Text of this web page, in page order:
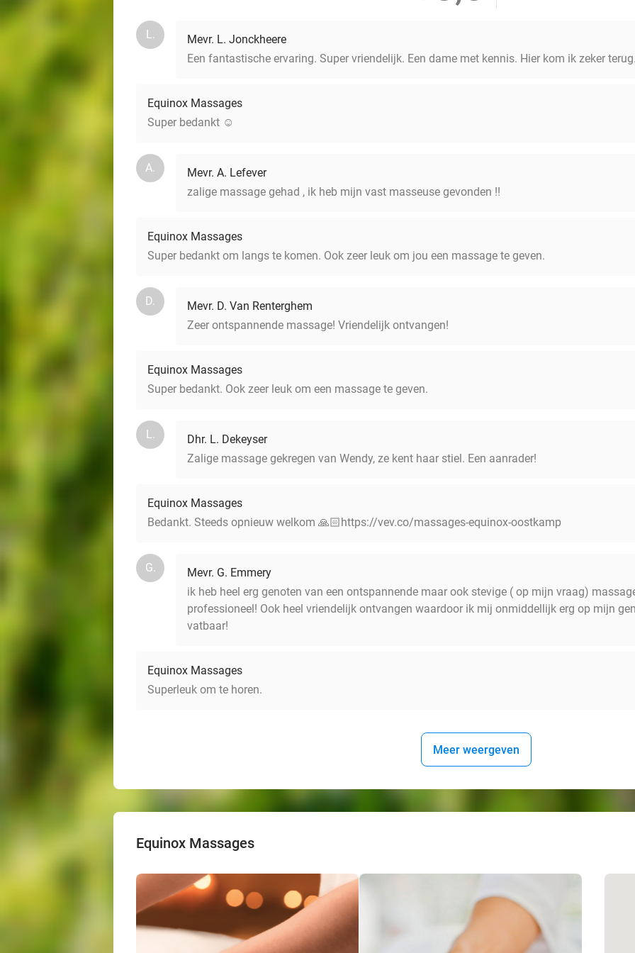
L.
Mevr. L. Jonckheere
Een fantastische ervaring. Super vriendelijk. Een dame met kennis. Hier kom ik zeker
Equinox Massages
Super bedankt ☺️
A.
Mevr. A. Lefever
zalige massage gehad , ik heb mijn vast masseuse gevonden !!
Equinox Massages
Super bedankt om langs te komen. Ook zeer leuk om jou een massage te geven.
D.
Mevr. D. Van Renterghem
Zeer ontspannende massage! Vriendelijk ontvangen!
Equinox Massages
Super bedankt. Ook zeer leuk om een massage te geven.
L.
Dhr. L. Dekeyser
Zalige massage gekregen van Wendy, ze kent haar stiel. Een aanrader!
Equinox Massages
Bedankt. Steeds opnieuw welkom 🙏🏻https://vev.co/massages-equinox-oostkamp
G.
Mevr. G. Emmery
ik heb heel erg genoten van een ontspannende maar ook stevige ( op mijn vraag)
professioneel! Ook heel vriendelijk ontvangen waardoor ik mij onmiddellijk erg op mijn
vatbaar!
Equinox Massages
Superleuk om te horen.
Meer weergeven
Equinox Massages